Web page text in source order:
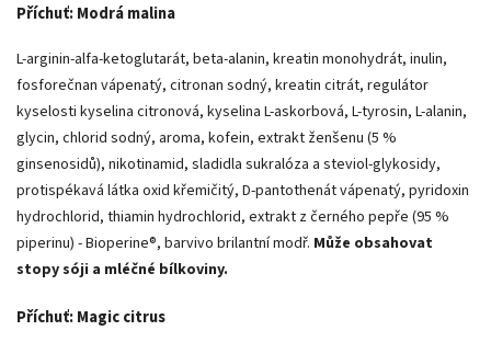
Příchuť: Modrá malina
L-arginin-alfa-ketoglutarát, beta-alanin, kreatin monohydrát, inulin,
fosforečnan vápenatý, citronan sodný, kreatin citrát, regulátor
kyselosti kyselina citronová, kyselina L-askorbová, L-tyrosin, L-alanin,
glycin, chlorid sodný, aroma, kofein, extrakt ženšenu (5 %
ginsenosidů), nikotinamid, sladidla sukralóza a steviol-glykosidy,
protispékavá látka oxid křemičitý, D-pantothenát vápenatý, pyridoxin
hydrochlorid, thiamin hydrochlorid, extrakt z černého pepře (95 %
piperinu) - Bioperine®, barvivo brilantní modř. Může obsahovat
stopy sóji a mléčné bílkoviny.
Příchuť: Magic citrus